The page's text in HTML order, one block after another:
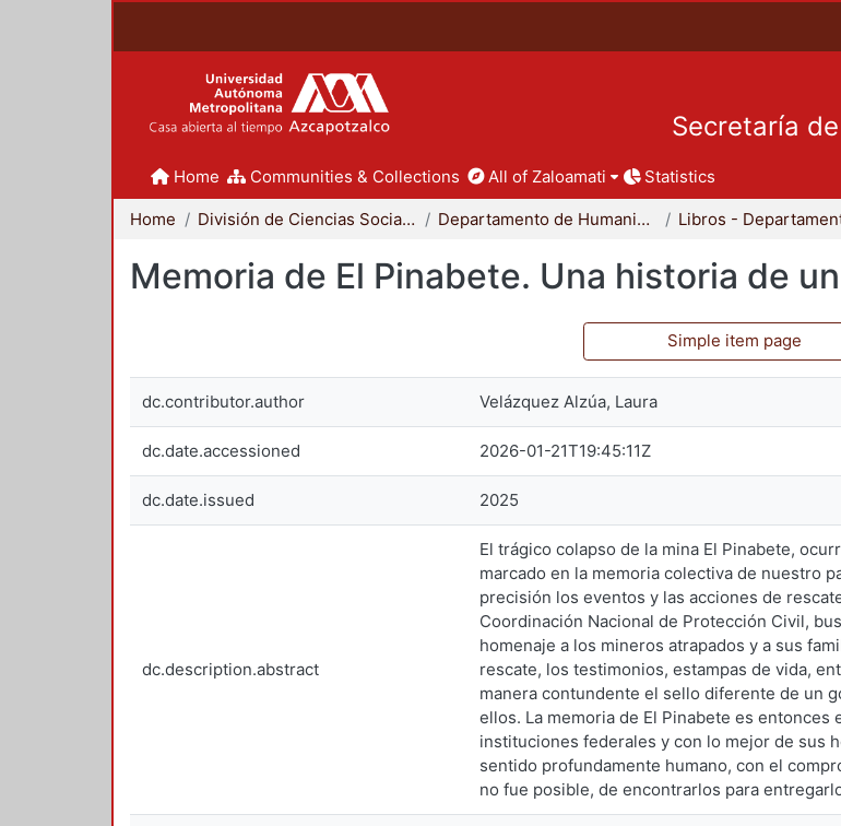
Secretaría
Home Communities & Collections All of Zaloamati Statistics
Home División de Ciencias Sociales y Humanidades Departamento de Humanidades
Memoria de El Pinabete. Una historia de
Simple item page
dc.contributor.author Velázquez Alzúa, Laura
dc.date.accessioned 2026-01-21T19:45:11Z
dc.date.issued 2025
dc.description.abstract
El trágico colapso de la mina El Pinabete,
marcado en la memoria colectiva de nuestro
precisión los eventos y las acciones de
Coordinación Nacional de Protección Civil,
homenaje a los mineros atrapados y a sus
rescate, los testimonios, estampas de vida,
manera contundente el sello diferente de un
ellos. La memoria de El Pinabete es
instituciones federales y con lo mejor de sus
sentido profundamente humano, con el
no fue posible, de encontrarlos para